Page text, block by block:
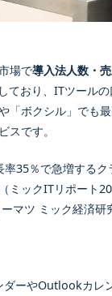
場で導入法人数・
ており、ITツールの
「ボクシル」でも
スです。
35％で急増する
ミックITリポート
ーマツ ミック経済研
ーやOutlookカレ